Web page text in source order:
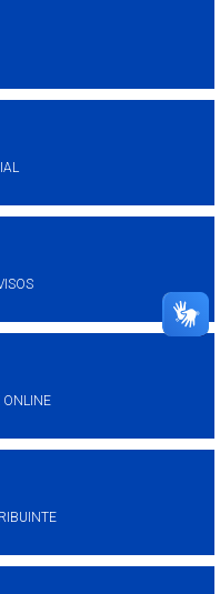
ONLINE